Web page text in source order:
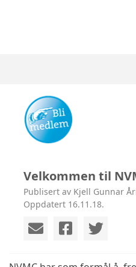
Velkommen til
Publisert av Kjell Gunnar
Oppdatert 16.11.18.